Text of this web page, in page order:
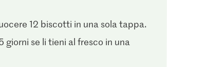
12 biscotti in una sola tappa.
se li tieni al fresco in una